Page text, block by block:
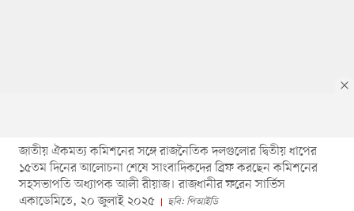
জাতীয় ঐকমত্য কমিশনের সঙ্গে রাজনৈতিক দলগুলোর দ্বিতীয় ধাপের
১৫তম দিনের আলোচনা শেষে সাংবাদিকদের ব্রিফ করছেন কমিশনের
সহসভাপতি অধ্যাপক আলী রীয়াজ। রাজধানীর ফরেন সার্ভিস
একাডেমিতে, ২০ জুলাই ২০২৫
ছবি: পিআইডি